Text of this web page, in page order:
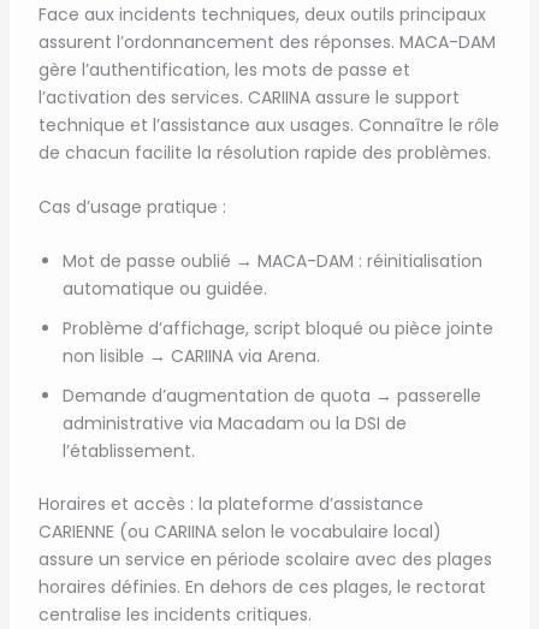
Face aux incidents techniques, deux outils principaux
assurent l’ordonnancement des réponses. MACA-DAM
gère l’authentification, les mots de passe et
l’activation des services. CARIINA assure le support
technique et l’assistance aux usages. Connaître le rôle
de chacun facilite la résolution rapide des problèmes.
Cas d’usage pratique :
Mot de passe oublié → MACA-DAM : réinitialisation
automatique ou guidée.
Problème d’affichage, script bloqué ou pièce jointe
non lisible → CARIINA via Arena.
Demande d’augmentation de quota → passerelle
administrative via Macadam ou la DSI de
l’établissement.
Horaires et accès : la plateforme d’assistance
CARIENNE (ou CARIINA selon le vocabulaire local)
assure un service en période scolaire avec des plages
horaires définies. En dehors de ces plages, le rectorat
centralise les incidents critiques.